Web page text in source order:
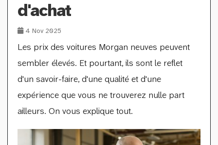
d'achat
4 Nov 2025
Les prix des voitures Morgan neuves peuvent
sembler élevés. Et pourtant, ils sont le reflet
d'un savoir-faire, d'une qualité et d'une
expérience que vous ne trouverez nulle part
ailleurs. On vous explique tout.